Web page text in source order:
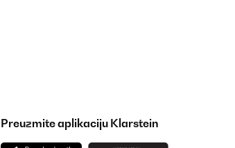
Preuzmite aplikaciju Klarstein